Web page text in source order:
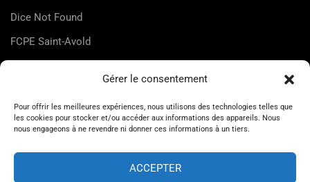
Gérer le consentement
Pour offrir les meilleures expériences, nous utilisons des technologies telles que
les cookies pour stocker et/ou accéder aux informations des appareils. Nous
nous engageons à ne revendre ni donner ces informations à un tiers.
ACCEPTER
Dice Not Found
FCPE Saint-Avold
UDMJC Moselle
© Maison des Jeunes et de la Culture de Saint-Avold 2026